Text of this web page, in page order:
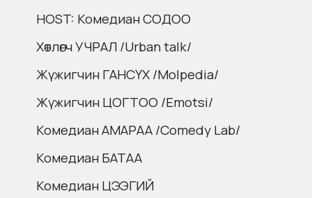
HOST: Комедиан СОДОО
Хөтлөгч УЧРАЛ /Urban talk/
Жүжигчин ГАНСҮХ /Molpedia/
Жүжигчин ЦОГТОО /Emotsi/
Комедиан АМАРАА /Comedy Lab/
Комедиан БАТАА
Комедиан ЦЭЭГИЙ